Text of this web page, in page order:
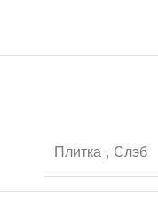
Плитка , Слэб